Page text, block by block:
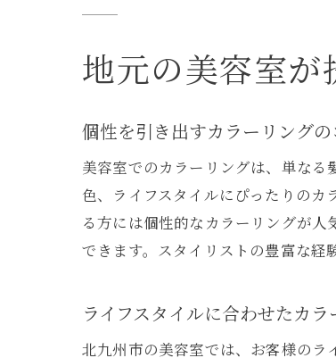
地元の美容室
個性を引き出すカラーリングの
美容室でのカラーリングは、単な
色、ライフスタイルにぴったりの
る方には個性的なカラーリングが
できます。スタイリストの豊富な経
ライフスタイルに合わせたカラ
北九州市の美容室では、お客様のラ